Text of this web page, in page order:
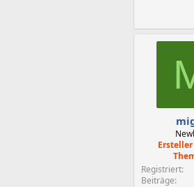
Registriert
Beiträge